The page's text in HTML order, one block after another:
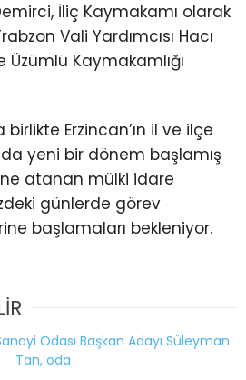
İliç Kaymakamı olarak
Vali Yardımcısı Hacı
Üzümlü Kaymakamlığı
Erzincan’ın il ve ilçe
yeni bir dönem başlamış
atanan mülki idare
günlerde görev
başlamaları bekleniyor.